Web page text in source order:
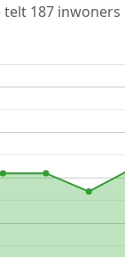
187 inwoners